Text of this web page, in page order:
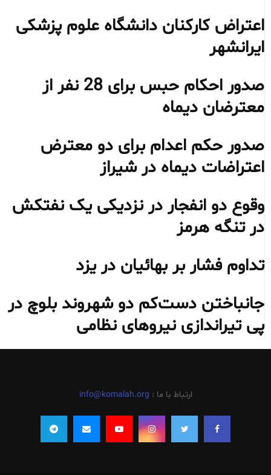
اعتراض کارکنان دانشگاه علوم پزشکی
ایرانشهر
صدور احکام حبس برای 28 نفر از
معترضان دیماه
صدور حکم اعدام برای دو معترض
اعتراضات دیماه در شیراز
وقوع دو انفجار در نزدیکی یک نفتکش
در تنگه هرمز
تداوم فشار بر بهائیان در یزد
جانباختن دست‌کم دو شهروند بلوچ در
پی تیراندازی نیروهای نظامی
ارتباط با ما : info@komalah.org